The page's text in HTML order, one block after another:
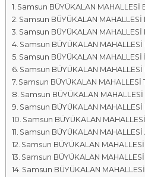
a
l
a
r
ı
Samsun BÜYÜKALAN
Samsun BÜYÜKALAN
Samsun BÜYÜKALAN
Samsun BÜYÜKALAN
Samsun BÜYÜKALAN
Samsun BÜYÜKALAN
Samsun BÜYÜKALAN
Samsun BÜYÜKALAN
Samsun BÜYÜKALAN
Samsun BÜYÜKALAN
Samsun BÜYÜKALAN
Samsun BÜYÜKALAN
Samsun BÜYÜKALAN
Samsun BÜYÜKALAN